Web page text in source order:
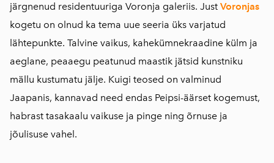
järgnenud residentuuriga Voronja galeriis. Just Voronjas
kogetu on olnud ka tema uue seeria üks varjatud
lähtepunkte. Talvine vaikus, kahekümnekraadine külm ja
aeglane, peaaegu peatunud maastik jätsid kunstniku
mällu kustumatu jälje. Kuigi teosed on valminud
Jaapanis, kannavad need endas Peipsi-äärset kogemust,
habrast tasakaalu vaikuse ja pinge ning õrnuse ja
jõulisuse vahel.